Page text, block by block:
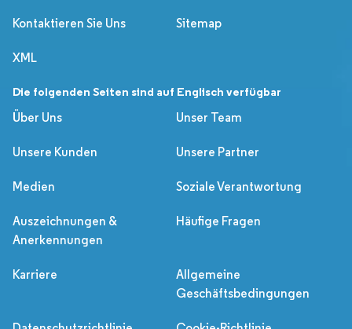
Kontaktieren Sie Uns Sitemap
XML
Die folgenden Seiten sind auf Englisch verfügbar
Über Uns
Unser Team
Unsere Kunden Unsere Partner
Medien Soziale Verantwortung
Auszeichnungen &
Anerkennungen
Häufige Fragen
Karriere
Allgemeine
Geschäftsbedingungen